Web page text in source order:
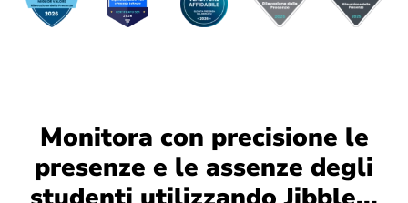
Monitora con precisione le
presenze e le assenze degli